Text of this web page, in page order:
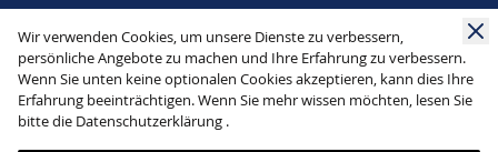
Wir verwenden Cookies, um unsere Dienste zu verbessern,
persönliche Angebote zu machen und Ihre Erfahrung zu verbessern.
Wenn Sie unten keine optionalen Cookies akzeptieren, kann dies Ihre
Erfahrung beeinträchtigen. Wenn Sie mehr wissen möchten, lesen Sie
bitte die Datenschutzerklärung .
Social Media